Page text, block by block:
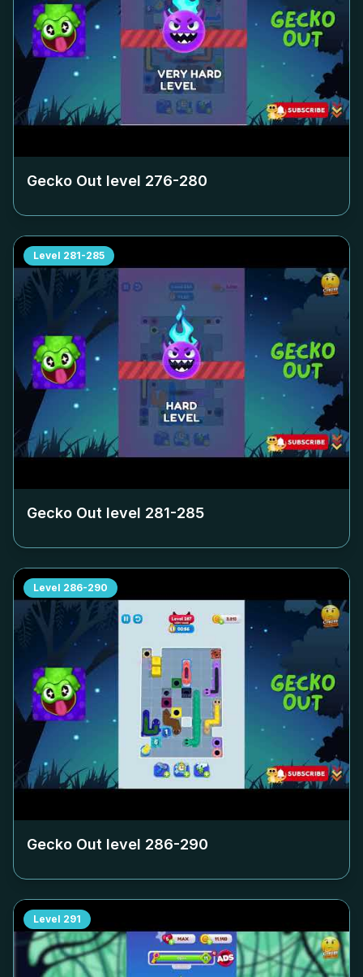
Gecko Out level 276-280
Level 281-285
Gecko Out level 281-285
Level 286-290
Gecko Out level 286-290
Level 291